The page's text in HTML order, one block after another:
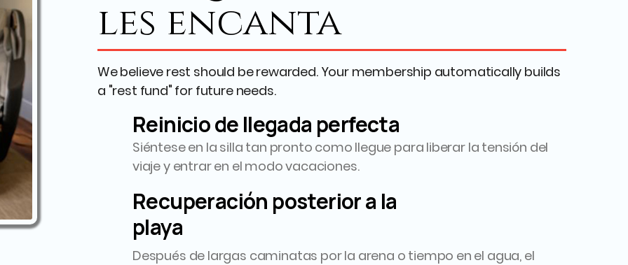
les encanta
We believe rest should be rewarded. Your membership automatically builds
a "rest fund" for future needs.
Reinicio de llegada perfecta
Siéntese en la silla tan pronto como llegue para liberar la tensión del
viaje y entrar en el modo vacaciones.
Recuperación posterior a la
playa
Después de largas caminatas por la arena o tiempo en el agua, el